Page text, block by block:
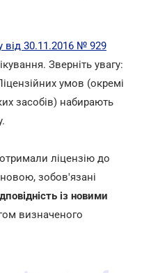
від 30.11.2016 № 929
Зверніть увагу:
умов (окремі
засобів) набирають
ліцензію до
зобов'язані
із новими
визначеного